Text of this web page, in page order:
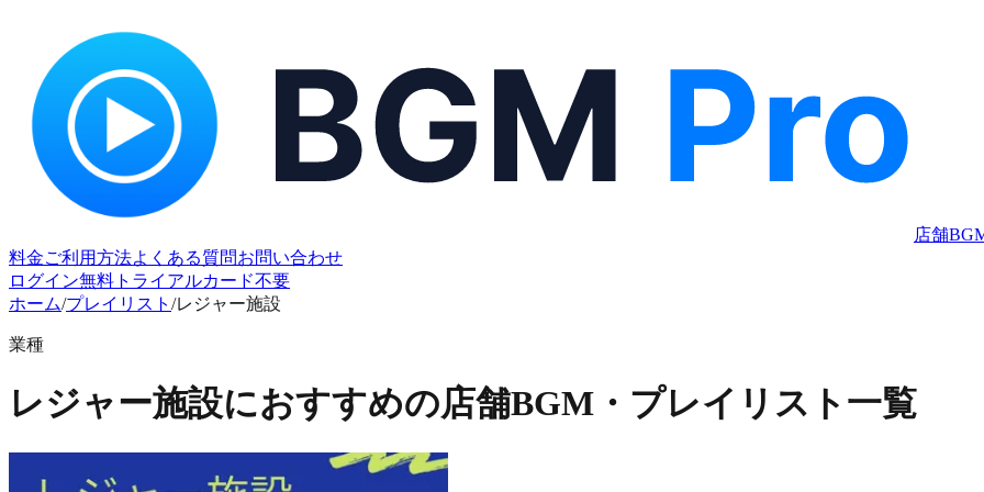
店舗
料金ご利用方法よくある質問お問い合わせ
ログイン無料トライアルカード不要
ホーム/プレイリスト /レジャー施設
業種
レジャー施設におすすめの店舗BGM・プレイリスト一覧